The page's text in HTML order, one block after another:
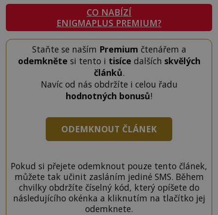
CO NABÍZÍ
ENIGMAPLUS PREMIUM?
Staňte se naším Premium čtenářem a
odemkněte si tento i tisíce dalších skvělých
článků.
Navíc od nás obdržíte i celou řadu
hodnotných bonusů!
ODEMKNOUT ČLÁNEK
Pokud si přejete odemknout pouze tento článek,
můžete tak učinit zasláním jediné SMS. Během
chvilky obdržíte číselný kód, který opíšete do
následujícího okénka a kliknutím na tlačítko jej
odemknete.